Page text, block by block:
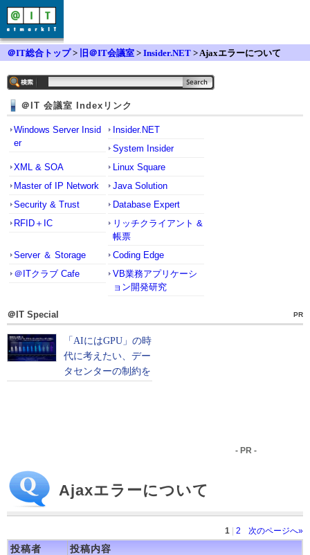
＠IT総合トップ> 旧＠IT会議室 > Insider.NET > Ajaxエラーについて
＠IT 会議室 Indexリンク
Windows Server Insid
er
Insider.NET
System Insider
XML & SOA
Linux Square
Master of IP Network
Java Solution
Security & Trust
Database Expert
RFID＋IC
リッチクライアント &
帳票
Server ＆ Storage
Coding Edge
＠ITクラブ Cafe
VB業務アプリケーシ
ョン開発研究
＠IT Special PR
- PR -
Ajaxエラーについて
1 2 次のページへ»
投稿者 投稿内容